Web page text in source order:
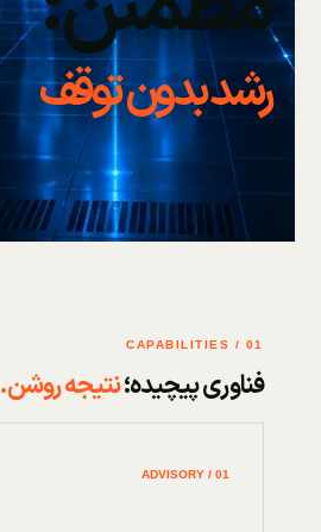
رشد بدون توقف
01 / CAPABILITIES
فناوری پیچیده؛نتیجه روشن.
01 / ADVISORY